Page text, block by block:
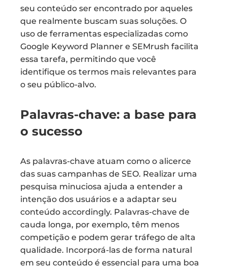
seu conteúdo ser encontrado por aqueles
que realmente buscam suas soluções. O
uso de ferramentas especializadas como
Google Keyword Planner e SEMrush facilita
essa tarefa, permitindo que você
identifique os termos mais relevantes para
o seu público-alvo.
Palavras-chave: a base para
o sucesso
As palavras-chave atuam como o alicerce
das suas campanhas de SEO. Realizar uma
pesquisa minuciosa ajuda a entender a
intenção dos usuários e a adaptar seu
conteúdo accordingly. Palavras-chave de
cauda longa, por exemplo, têm menos
competição e podem gerar tráfego de alta
qualidade. Incorporá-las de forma natural
em seu conteúdo é essencial para uma boa